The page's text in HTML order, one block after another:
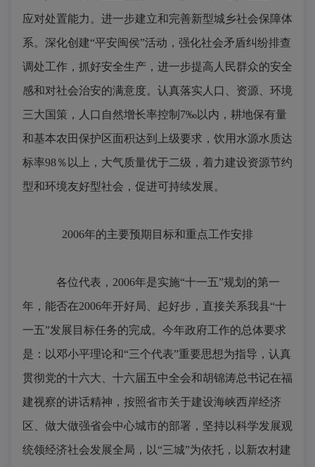
应对处置能力。进一步建立和完善新型城乡社会保障体
系。深化创建“平安闽侯”活动，强化社会矛盾纠纷排查
调处工作，抓好安全生产，进一步提高人民群众的安全
感和对社会治安的满意度。认真落实人口、资源、环境
三大国策，人口自然增长率控制 7‰以内，耕地保有量
和基本农田保护区面积达到上级要求，饮用水源水质达
标率98％以上，大气质量优于二级，着力建设资源节约
型和环境友好型社会，促进可持续发展。
2006年的主要预期目标和重点工作安排
各位代表， 2006年是实施“十一五”规划的第一
年，能否在2006年开好局、起好步，直接关系我县“十
一五”发展目标任务的完成。今年政府工作的总体要求
是： 以邓小平理论和“三个代表”重要思想为指导，认真
贯彻党的十六大、十六届五中全会和胡锦涛总书记在福
建视察的讲话精神，按照省市关于建设海峡西岸经济
区、做大做强省会中心城市的部署，坚持以科学发展观
统领经济社会发展全局，以“三城”为依托，以新农村建